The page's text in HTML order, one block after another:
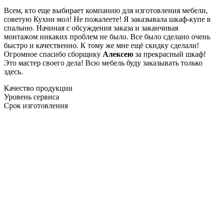
Всем, кто еще выбирает компанию для изготовления мебели,
советую Кухни мол! Не пожалеете! Я заказывала шкаф-купе в
спальню. Начиная с обсуждения заказа и заканчивая
монтажом никаких проблем не было. Все было сделано очень
быстро и качественно. К тому же мне ещё скидку сделали!
Огромное спасибо сборщику Алексею за прекрасный шкаф!
Это мастер своего дела! Всю мебель буду заказывать только
здесь.
Качество продукции
Уровень сервиса
Срок изготовления